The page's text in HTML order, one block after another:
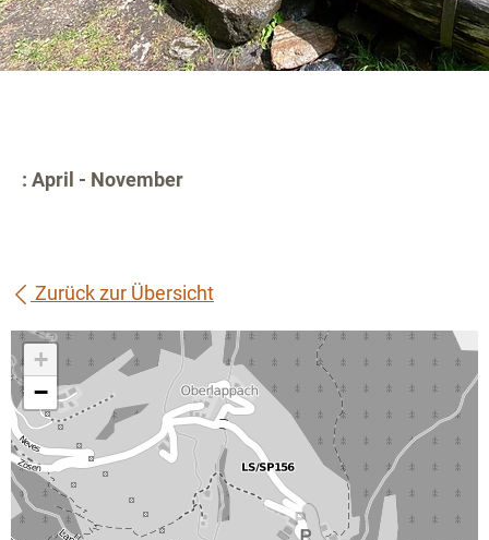
: April - November
Zurück zur Übersicht
+
−